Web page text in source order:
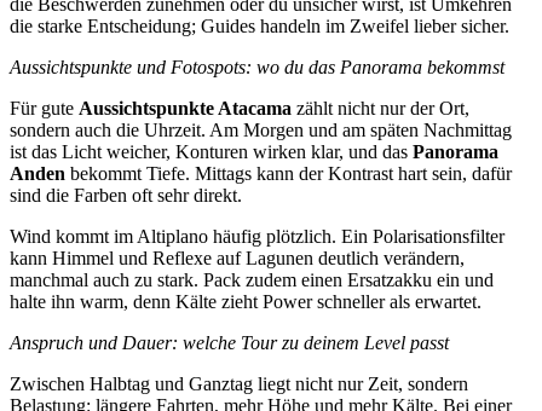
die starke Entscheidung; Guides handeln im Zweifel lieber sicher.
Aussichtspunkte und Fotospots: wo du das Panorama bekommst
Für gute Aussichtspunkte Atacama zählt nicht nur der Ort,
sondern auch die Uhrzeit. Am Morgen und am späten Nachmittag
ist das Licht weicher, Konturen wirken klar, und das Panorama
Anden bekommt Tiefe. Mittags kann der Kontrast hart sein, dafür
sind die Farben oft sehr direkt.
Wind kommt im Altiplano häufig plötzlich. Ein Polarisationsfilter
kann Himmel und Reflexe auf Lagunen deutlich verändern,
manchmal auch zu stark. Pack zudem einen Ersatzakku ein und
halte ihn warm, denn Kälte zieht Power schneller als erwartet.
Anspruch und Dauer: welche Tour zu deinem Level passt
Zwischen Halbtag und Ganztag liegt nicht nur Zeit, sondern
Belastung: längere Fahrten, mehr Höhe und mehr Kälte. Bei einer